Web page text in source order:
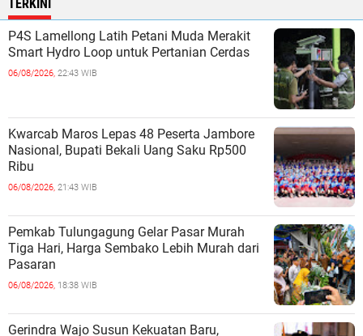
TERKINI
P4S Lamellong Latih Petani Muda Merakit
Smart Hydro Loop untuk Pertanian Cerdas
06/08/2026, 22:43 WIB
Kwarcab Maros Lepas 48 Peserta Jambore
Nasional, Bupati Bekali Uang Saku Rp500
Ribu
06/08/2026, 21:43 WIB
Pemkab Tulungagung Gelar Pasar Murah
Tiga Hari, Harga Sembako Lebih Murah dari
Pasaran
06/08/2026, 18:38 WIB
Gerindra Wajo Susun Kekuatan Baru,